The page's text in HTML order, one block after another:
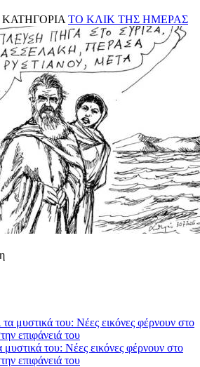
ΤΟ ΚΛΙΚ ΤΗΣ ΗΜΕΡΑΣ
του: Νέες εικόνες φέρνουν στο
επιφάνειά του